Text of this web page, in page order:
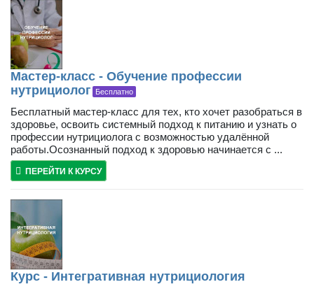
Мастер-класс - Обучение профессии
нутрициолог
Бесплатно
Бесплатный мастер-класс для тех, кто хочет разобраться в
здоровье, освоить системный подход к питанию и узнать о
профессии нутрициолога с возможностью удалённой
работы.Осознанный подход к здоровью начинается с ...
ПЕРЕЙТИ К КУРСУ
Курс - Интегративная нутрициология